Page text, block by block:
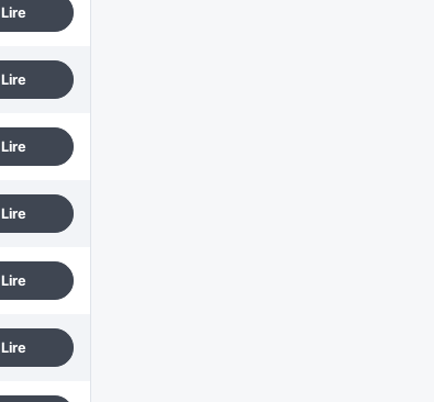
Lire
Lire
Lire
Lire
Lire
Lire